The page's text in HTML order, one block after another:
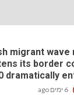
migrant wave
its border
dramatically
6 ימים ago